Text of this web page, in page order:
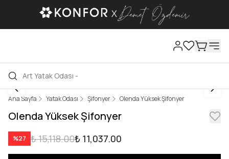
Ana Sayfa Yatak Odası Şifonyer Olenda Yüksek Şifonyer
Olenda Yüksek Şifonyer
%27 ₺ 15,118.00₺ 11,037.00